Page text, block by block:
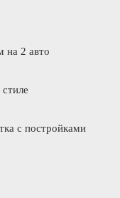
на 2 авто
с постройками